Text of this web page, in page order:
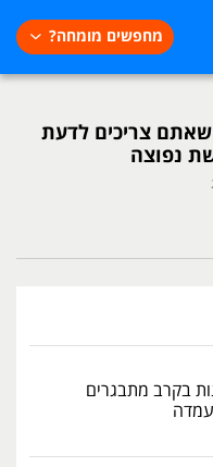
מחפשים מומחה?
צריכים לדעת
נפוצה
בקרב מתבגרים
עמדה